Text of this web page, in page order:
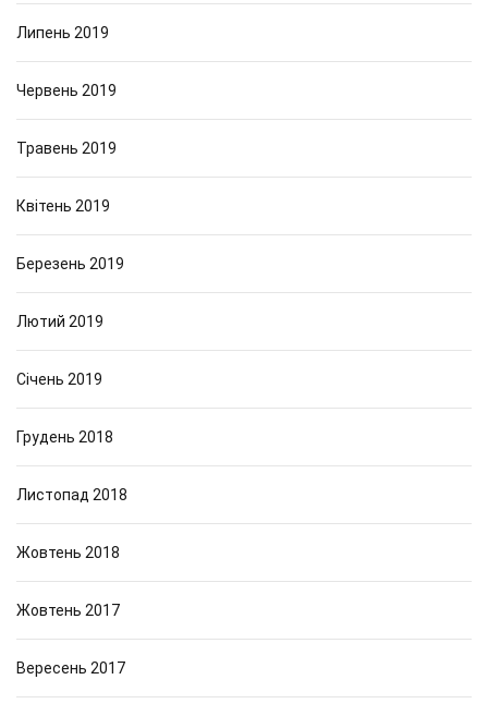
Липень 2019
Червень 2019
Травень 2019
Квітень 2019
Березень 2019
Лютий 2019
Січень 2019
Грудень 2018
Листопад 2018
Жовтень 2018
Жовтень 2017
Вересень 2017